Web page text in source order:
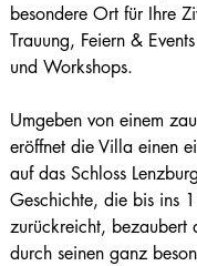
besondere Ort für Ihre
Trauung, Feiern &
und Workshops.
Umgeben von einem
eröffnet die Villa einen
auf das Schloss
Geschichte, die bis ins
zurückreicht, bezaubert
durch seinen ganz